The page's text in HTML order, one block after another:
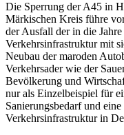
Die Sperrung der A45 in
Märkischen Kreis führe
der Ausfall der in die
Verkehrsinfrastruktur mit
Neubau der maroden
Verkehrsader wie der
Bevölkerung und
nur als Einzelbeispiel für
Sanierungsbedarf und
Verkehrsinfrastruktur in